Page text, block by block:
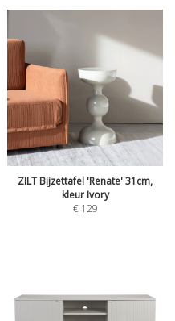
ZILT Bijzettafel 'Renate' 31cm,
kleur Ivory
€ 129